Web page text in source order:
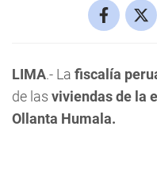
LIMA.- La fiscalía
de las viviendas de la
Ollanta Humala.